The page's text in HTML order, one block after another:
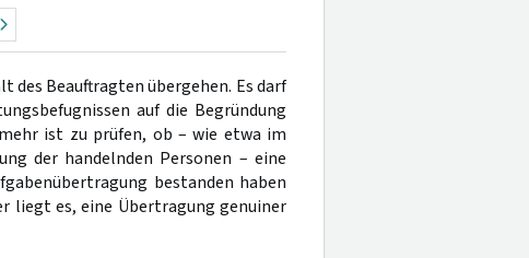
Beauftragten übergehen. Es darf
auf die Begründung
ist zu prüfen, ob – wie etwa im
der handelnden Personen – eine
bestanden haben
liegt es, eine Übertragung genuiner